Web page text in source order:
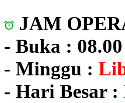
JAM
- Buka :
- Minggu :
- Hari Besar :